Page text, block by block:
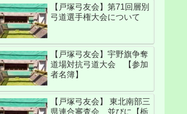
【戸塚弓友会】第71回層別
弓道選手権大会について
【戸塚弓友会】宇野旗争奪
道場対抗弓道大会 【参加
者名簿】
【戸塚弓友会】 東北南部三
県連合審査会 並びに【栃